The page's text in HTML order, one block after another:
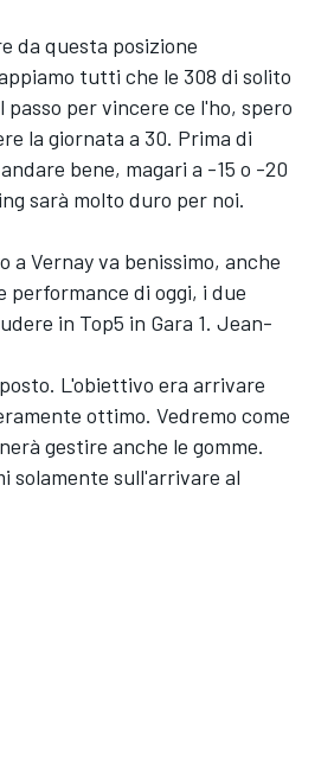
da questa posizione
tutti che le 308 di solito
per vincere ce l'ho, spero
la giornata a 30. Prima di
bene, magari a -15 o -20
sarà molto duro per noi.
Vernay va benissimo, anche
performance di oggi, i due
in Top5 in Gara 1. Jean-
L'obiettivo era arrivare
ottimo. Vedremo come
gestire anche le gomme.
solamente sull'arrivare al